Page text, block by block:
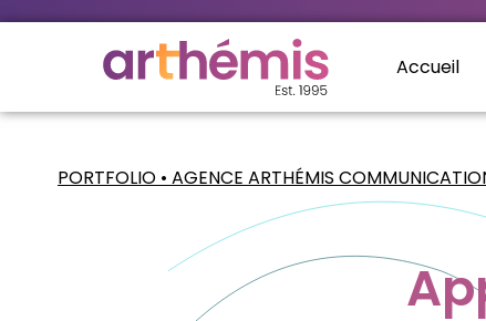
Accueil
PORTFOLIO • AGENCE ARTHÉMIS